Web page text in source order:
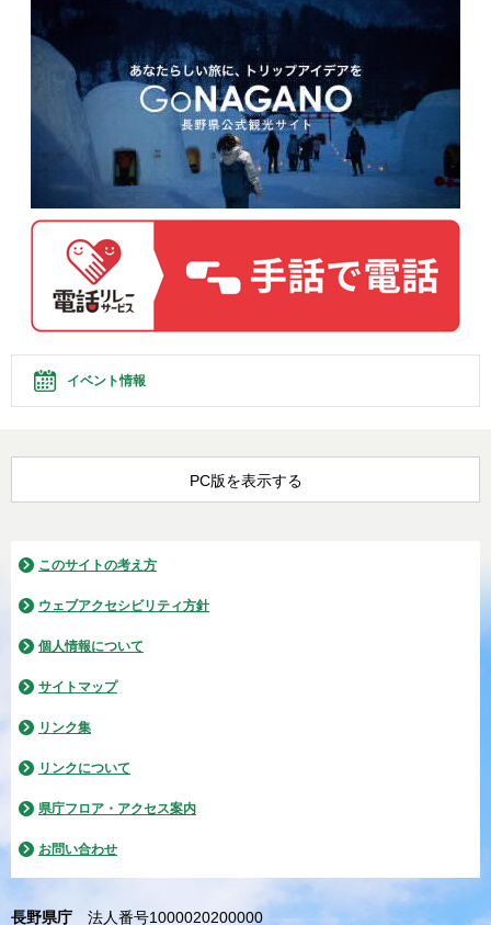
イベント情報
PC版を表示する
このサイトの考え方
ウェブアクセシビリティ方針
個人情報について
サイトマップ
リンク集
リンクについて
県庁フロア・アクセス案内
お問い合わせ
長野県庁 法人番号1000020200000